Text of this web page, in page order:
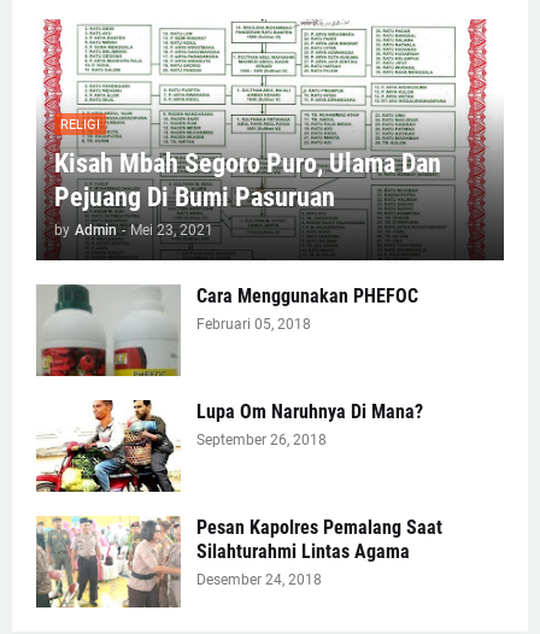
RELIGI
Kisah Mbah Segoro Puro, Ulama Dan
Pejuang Di Bumi Pasuruan
by Admin - Mei 23, 2021
Cara Menggunakan PHEFOC
Februari 05, 2018
Lupa Om Naruhnya Di Mana?
September 26, 2018
Pesan Kapolres Pemalang Saat
Silahturahmi Lintas Agama
Desember 24, 2018